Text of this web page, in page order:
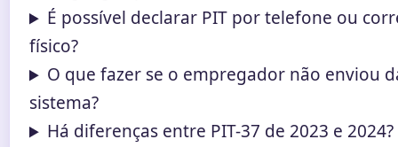
É possível declarar PIT por telefone ou
físico?
O que fazer se o empregador não enviou
sistema?
Há diferenças entre PIT-37 de 2023 e 2024?